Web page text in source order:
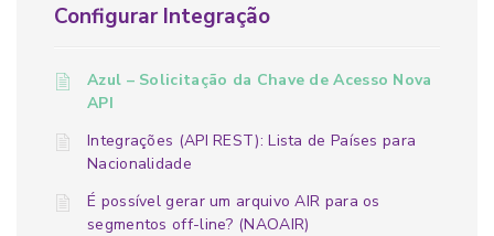
Configurar Integração
Azul – Solicitação da Chave de Acesso Nova
API
Integrações (API REST): Lista de Países para
Nacionalidade
É possível gerar um arquivo AIR para os
segmentos off-line? (NAOAIR)